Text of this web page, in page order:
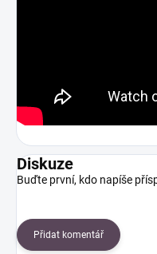
Diskuze
Buďte první, kdo napíše
Přidat komentář